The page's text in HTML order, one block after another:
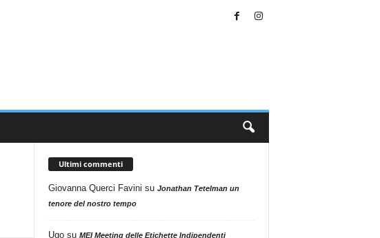
Ultimi commenti
Giovanna Querci Favini su Jonathan Tetelman un
tenore del nostro tempo
Ugosu MEI Meeting delle Etichette Indipendenti